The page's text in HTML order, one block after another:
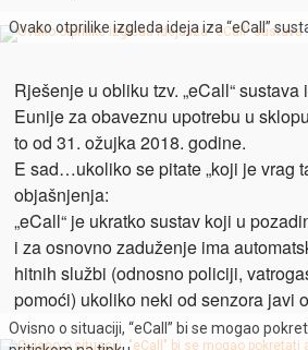
Ovako otprilike izgleda ideja iza “eCall”
Rješenje u obliku tzv. „eCall“
Eunije za obaveznu upotrebu u
to od 31. ožujka 2018. godine.
E sad…ukoliko se pitate „koji je vrag
objašnjenja:
„eCall“ je ukratko sustav koji u
i za osnovno zaduženje ima
hitnih službi (odnosno policiji,
pomoći) ukoliko neki od senzora javi
Ovisno o situaciji, “eCall” bi se mogao